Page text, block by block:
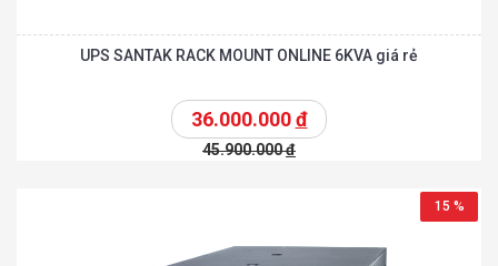
UPS SANTAK RACK MOUNT ONLINE 6KVA giá rẻ
36.000.000đ
45.900.000đ
15 %